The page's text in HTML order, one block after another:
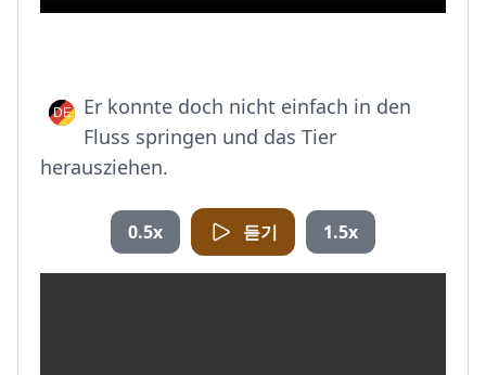
Er konnte doch nicht einfach in den
Fluss springen und das Tier
herausziehen.
0.5x 듣기 1.5x